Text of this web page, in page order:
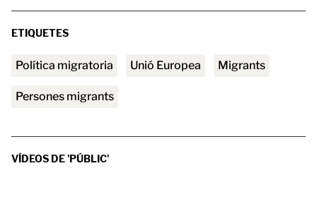
ETIQUETES
política migratoria Unió Europea migrants
persones migrants
VÍDEOS DE 'PÚBLIC'